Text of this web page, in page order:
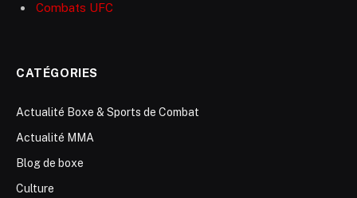
Combats UFC
CATÉGORIES
Actualité Boxe & Sports de Combat
Actualité MMA
Blog de boxe
Culture